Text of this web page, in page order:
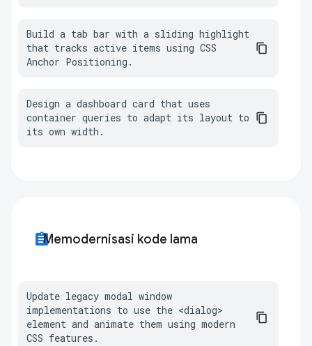
Build a tab bar with a sliding highlight
that tracks active items using CSS
Anchor Positioning.
Design a dashboard card that uses
container queries to adapt its layout to
its own width.
assignmentMemodernisasi kode lama
Update legacy modal window
implementations to use the <dialog>
element and animate them using modern
CSS features.